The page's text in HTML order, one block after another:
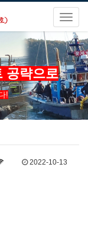
공략으로
!
2022-10-13